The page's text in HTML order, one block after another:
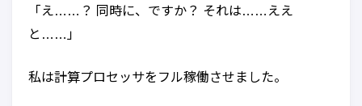
「え……？ 同時に、ですか？ それは……ええ
と……」
私は計算プロセッサをフル稼働させました。